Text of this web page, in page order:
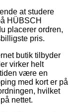
at studere
HÜBSCH
placerer ordren,
pris.
butik tilbyder
virker helt
være en
med kort er på
hvilket
nettet.